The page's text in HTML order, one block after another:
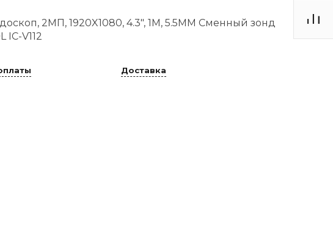
2МП, 1920X1080, 4.3", 1М, 5.5ММ Сменный зонд
IC-V112
Доставка